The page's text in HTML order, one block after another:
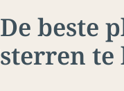
De beste
sterren te